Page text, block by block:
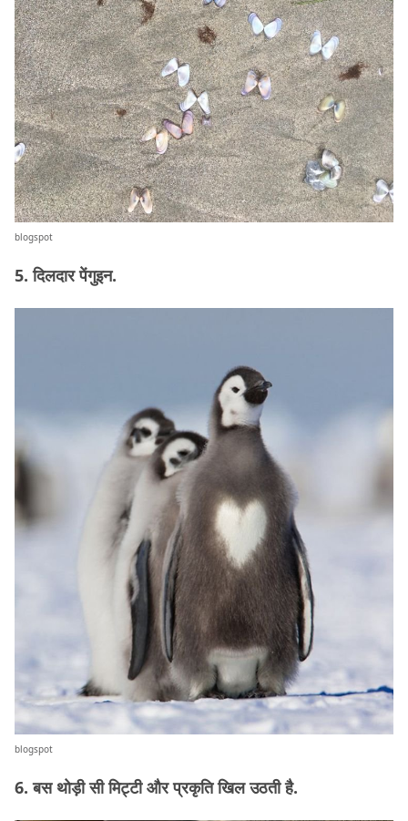
blogspot
5. दिलदार पेंगुइन.
blogspot
6. बस थोड़ी सी मिट्टी और प्रकृति खिल उठती है.